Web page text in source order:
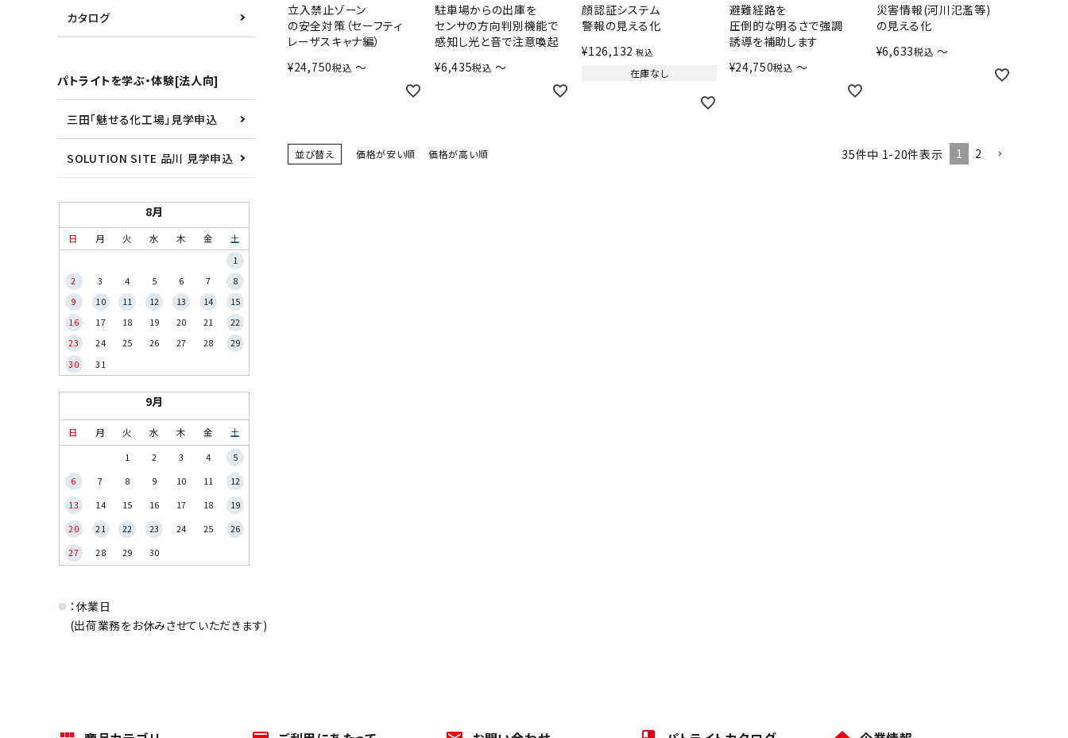
カタログ
パトライトを学ぶ・体験[法人向]
三田「魅せる化工場」見学申込
SOLUTION SITE 品川 見学申込
8月
日 月 火 水 木 金 土
1
2
3 4 5 6 7
8
9
10 11 12 13 14
15
16
17 18 19 20 21
22
23
24 25 26 27 28
29
30
31
9月
日 月 火 水 木 金 土
1 2 3 4
5
6
7 8 9 10 11
12
13
14 15 16 17 18
19
20
21 22 23 24 25
26
27
28 29 30
：休業日
(出荷業務をお休みさせていただきます)
立入禁止ゾーン
の安全対策（セーフティ
レーザスキャナ編）
¥24,750税込 〜
駐車場からの出庫を
センサの方向判別機能で
感知し光と音で注意喚起
¥6,435税込 〜
顔認証システム
警報の見える化
¥126,132 税込
在庫なし
避難経路を
圧倒的な明るさで強調
誘導を補助します
¥24,750税込 〜
災害情報(河川氾濫等)
の見える化
¥6,633税込 〜
並び替え 価格が安い順 価格が高い順 35件中 1-20件表示 1 2